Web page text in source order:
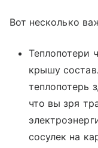
Вот несколько
Теплопотери
крышу
теплопотерь
что вы зря
сосулек на